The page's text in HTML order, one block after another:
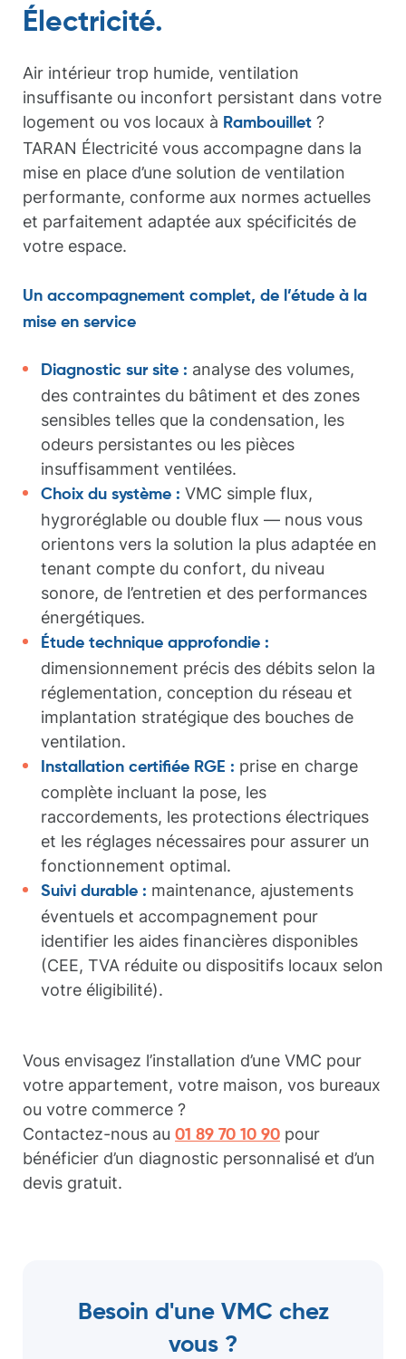
Électricité.
Air intérieur trop humide, ventilation
insuffisante ou inconfort persistant dans votre
logement ou vos locaux à Rambouillet ?
TARAN Électricité vous accompagne dans la
mise en place d’une solution de ventilation
performante, conforme aux normes actuelles
et parfaitement adaptée aux spécificités de
votre espace.
Un accompagnement complet, de l’étude à la
mise en service
Diagnostic sur site : analyse des volumes,
des contraintes du bâtiment et des zones
sensibles telles que la condensation, les
odeurs persistantes ou les pièces
insuffisamment ventilées.
Choix du système : VMC simple flux,
hygroréglable ou double flux — nous vous
orientons vers la solution la plus adaptée en
tenant compte du confort, du niveau
sonore, de l’entretien et des performances
énergétiques.
Étude technique approfondie :
dimensionnement précis des débits selon la
réglementation, conception du réseau et
implantation stratégique des bouches de
ventilation.
Installation certifiée RGE : prise en charge
complète incluant la pose, les
raccordements, les protections électriques
et les réglages nécessaires pour assurer un
fonctionnement optimal.
Suivi durable : maintenance, ajustements
éventuels et accompagnement pour
identifier les aides financières disponibles
(CEE, TVA réduite ou dispositifs locaux selon
votre éligibilité).
Vous envisagez l’installation d’une VMC pour
votre appartement, votre maison, vos bureaux
ou votre commerce ?
Contactez-nous au 01 89 70 10 90 pour
bénéficier d’un diagnostic personnalisé et d’un
devis gratuit.
Besoin d'une VMC chez
vous ?